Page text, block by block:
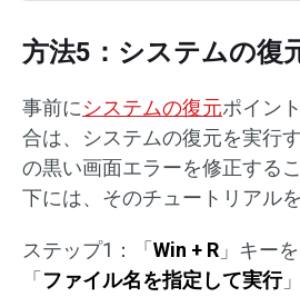
方法5：システムの復
事前にシステムの復元ポイン
合は、システムの復元を実行
の黒い画面エラーを修正する
下には、そのチュートリアル
ステップ1：「 Win + R 」キー
「 ファイル名を指定して実行